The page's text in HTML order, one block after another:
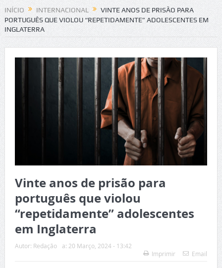
trânsito no IC2 em Alcobaça Igreja do Castelo de Cerveira
INÍCIO INTERNACIONAL
VINTE ANOS DE PRISÃO PARA
PORTUGUÊS QUE VIOLOU “REPETIDAMENTE” ADOLESCENTES EM
INGLATERRA
Vinte anos de prisão para
português que violou
“repetidamente” adolescentes
em Inglaterra
Autor: Redação a: 20 Março, 2024 - 13:42
Imprimir
Email